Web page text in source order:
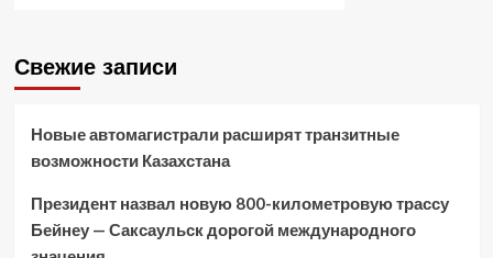
Свежие записи
Новые автомагистрали расширят транзитные
возможности Казахстана
Президент назвал новую 800-километровую трассу
Бейнеу — Саксаульск дорогой международного